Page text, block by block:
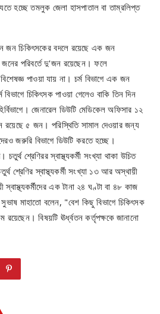
হচ্ছে তমলুক জেলা হাসপাতাল বা তাম্রলিপ্ত
জন চিকিৎসকের বদলে রয়েছে এক জন
পরিবর্তে দু'জন রয়েছেন। ফলে
পাওয়া যায় না। চর্ম বিভাগে এক জন
চিকিৎসক পাওয়া গেলেও বাকি তিন দিন
জেনারেল ডিউটি মেডিকেল অফিসার ১২
রয়েছে ৫ জন। পরিস্থিতি সামাল দেওয়ার জন্য
জরুরি বিভাগে ডিউটি করতে হচ্ছে।
শ্রেণিরর স্বাস্থ্যকর্মী সংখ্যা থাকা উচিত
শ্রেণির স্বাস্থ্যকর্মী সংখ্যা ১৩ আর অস্থায়ী
স্বাস্থ্যকর্মীদের এক টানা ২৪ ঘণ্টা বা ৪৮ কাজ
মাহাতো বলেন, "বেশ কিছু বিভাগে চিকিৎসক
বিষয়টি ঊর্ধ্বতন কর্তৃপক্ষকে জানানো